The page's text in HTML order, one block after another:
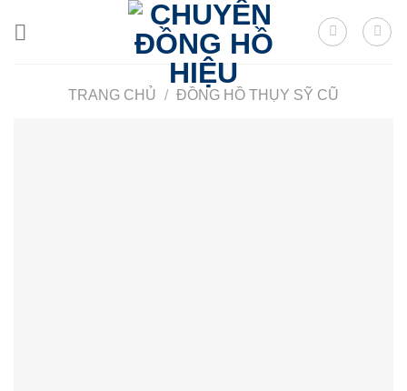
TRANG CHỦ / ĐỒNG HỒ THỤY SỸ CŨ